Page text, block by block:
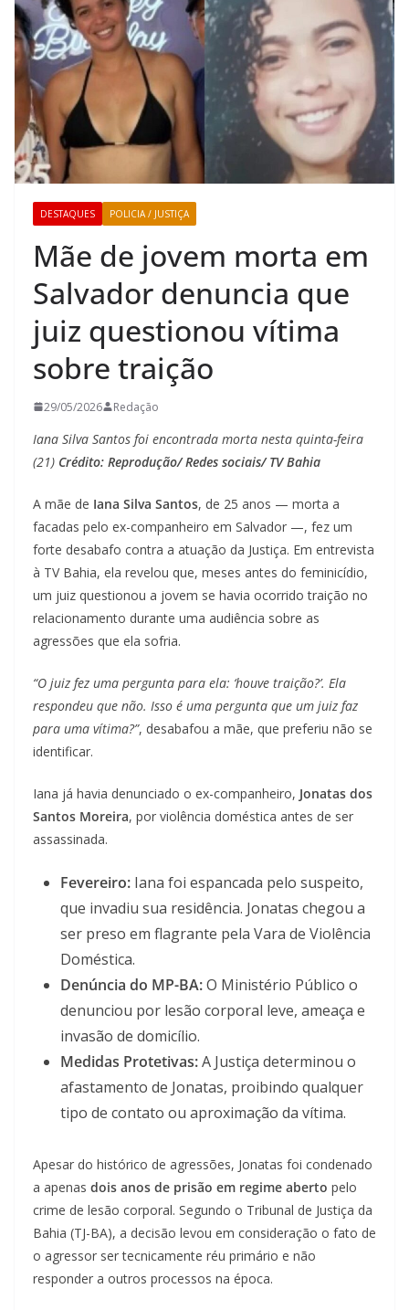
DESTAQUES POLICIA / JUSTIÇA
Mãe de jovem morta em
Salvador denuncia que
juiz questionou vítima
sobre traição
29/05/2026 Redação
Iana Silva Santos foi encontrada morta nesta quinta-feira
(21) Crédito: Reprodução/ Redes sociais/ TV Bahia
A mãe de Iana Silva Santos, de 25 anos — morta a
facadas pelo ex-companheiro em Salvador —, fez um
forte desabafo contra a atuação da Justiça. Em entrevista
à TV Bahia, ela revelou que, meses antes do feminicídio,
um juiz questionou a jovem se havia ocorrido traição no
relacionamento durante uma audiência sobre as
agressões que ela sofria.
“O juiz fez uma pergunta para ela: ‘houve traição?’. Ela
respondeu que não. Isso é uma pergunta que um juiz faz
para uma vítima?”, desabafou a mãe, que preferiu não se
identificar.
Iana já havia denunciado o ex-companheiro, Jonatas dos
Santos Moreira, por violência doméstica antes de ser
assassinada.
Fevereiro: Iana foi espancada pelo suspeito,
que invadiu sua residência. Jonatas chegou a
ser preso em flagrante pela Vara de Violência
Doméstica.
Denúncia do MP-BA:O Ministério Público o
denunciou por lesão corporal leve, ameaça e
invasão de domicílio.
Medidas Protetivas:A Justiça determinou o
afastamento de Jonatas, proibindo qualquer
tipo de contato ou aproximação da vítima.
Apesar do histórico de agressões, Jonatas foi condenado
a apenas dois anos de prisão em regime aberto pelo
crime de lesão corporal. Segundo o Tribunal de Justiça da
Bahia (TJ-BA), a decisão levou em consideração o fato de
o agressor ser tecnicamente réu primário e não
responder a outros processos na época.